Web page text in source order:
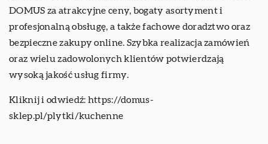
DOMUS za atrakcyjne ceny, bogaty asortyment i
profesjonalną obsługę, a także fachowe doradztwo oraz
bezpieczne zakupy online. Szybka realizacja zamówień
oraz wielu zadowolonych klientów potwierdzają
wysoką jakość usług firmy.
Kliknij i odwiedź: https://domus-
sklep.pl/plytki/kuchenne